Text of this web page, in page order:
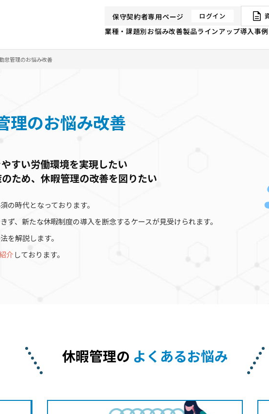
業種・課題別お悩み改善製品ラインアップ導入事例
保守契約者専用ページ ログイン
怠管理のお悩み改善
理のお悩み改善
すい労働環境を実現したい
ため、 休暇管理の改善を図りたい
の時代となっております。
ず、新たな休暇制度の導入を断念するケースが見受けられます。
を解説します。
介しております。
休暇管理の よくあるお悩み